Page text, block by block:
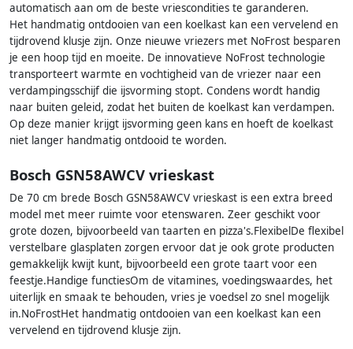
automatisch aan om de beste vriescondities te garanderen.
Het handmatig ontdooien van een koelkast kan een vervelend en
tijdrovend klusje zijn. Onze nieuwe vriezers met NoFrost besparen
je een hoop tijd en moeite. De innovatieve NoFrost technologie
transporteert warmte en vochtigheid van de vriezer naar een
verdampingsschijf die ijsvorming stopt. Condens wordt handig
naar buiten geleid, zodat het buiten de koelkast kan verdampen.
Op deze manier krijgt ijsvorming geen kans en hoeft de koelkast
niet langer handmatig ontdooid te worden.
Bosch GSN58AWCV vrieskast
De 70 cm brede Bosch GSN58AWCV vrieskast is een extra breed
model met meer ruimte voor etenswaren. Zeer geschikt voor
grote dozen, bijvoorbeeld van taarten en pizza's.FlexibelDe flexibel
verstelbare glasplaten zorgen ervoor dat je ook grote producten
gemakkelijk kwijt kunt, bijvoorbeeld een grote taart voor een
feestje.Handige functiesOm de vitamines, voedingswaardes, het
uiterlijk en smaak te behouden, vries je voedsel zo snel mogelijk
in.NoFrostHet handmatig ontdooien van een koelkast kan een
vervelend en tijdrovend klusje zijn.